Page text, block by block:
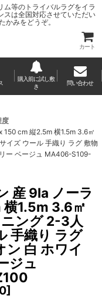
ム等のトライバルラグをイラ
スは全国対応させていただい
かみをどうぞ。
カート
購入前に試し敷
き
問い合わせ
cm 縦2.5m 横1.5m 3.6㎡
イズ ウール 手織り ラグ 敷物
ー ベージュ MA406-S109-
産 9la ノーラ
1.5m 3.6㎡
ング 2-3人
手織り ラグ
ン 白 ホワイ
ジュ
]